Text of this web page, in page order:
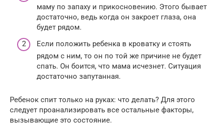
маму по запаху и прикосновению. Этого бывает
достаточно, ведь когда он закроет глаза, она
будет рядом.
Если положить ребенка в кроватку и стоять
рядом с ним, то он по той же причине не будет
спать. Он боится, что мама исчезнет. Ситуация
достаточно запутанная.
Ребенок спит только на руках: что делать? Для этого
следует проанализировать все остальные факторы,
вызывающие это состояние.